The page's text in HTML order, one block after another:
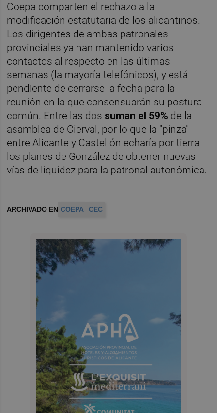
Coepa comparten el rechazo a la
modificación estatutaria de los alicantinos.
Los dirigentes de ambas patronales
provinciales ya han mantenido varios
contactos al respecto en las últimas
semanas (la mayoría telefónicos), y está
pendiente de cerrarse la fecha para la
reunión en la que consensuarán su postura
común. Entre las dossuman el 59% de la
asamblea de Cierval, por lo que la "pinza"
entre Alicante y Castellón echaría por tierra
los planes de González de obtener nuevas
vías de liquidez para la patronal autonómica.
ARCHIVADO EN COEPA CEC